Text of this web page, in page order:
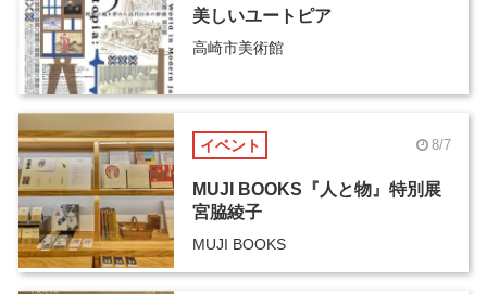
美しいユートピア
高崎市美術館
イベント 8/7
MUJI BOOKS『人と物』特別展
宮脇綾子
MUJI BOOKS